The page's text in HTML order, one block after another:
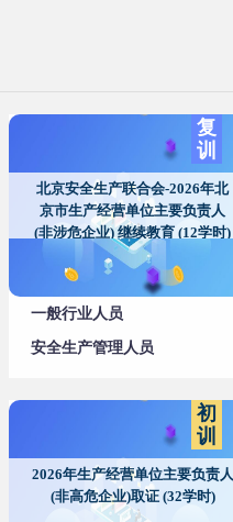
复
训
北京安全生产联合会-2026年北
京市生产经营单位主要负责人
(非涉危企业) 继续教育 (12学时)
一般行业人员
安全生产管理人员
初
训
2026年生产经营单位主要负责人
(非高危企业)取证 (32学时)